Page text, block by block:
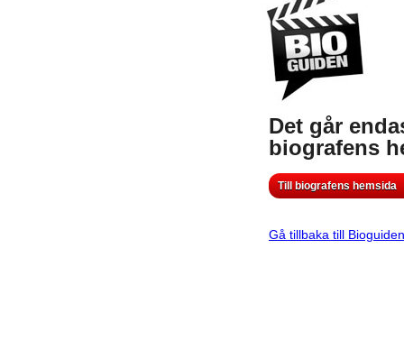
Det går
biografens
Till biografens hemsida
Gå tillbaka till Bioguiden